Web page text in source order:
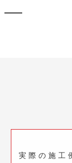
実際の施工